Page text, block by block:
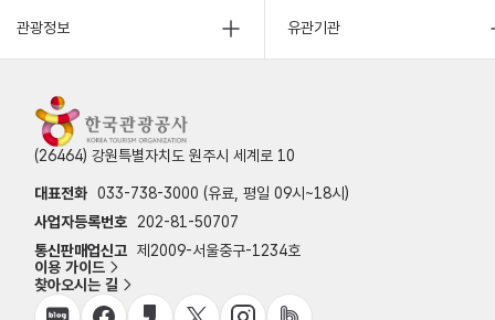
관광정보 유관기관
(26464) 강원특별자치도 원주시 세계로 10
대표전화 033-738-3000 (유료, 평일 09시~18시)
사업자등록번호
202-81-50707
통신판매업신고 제2009-서울중구-1234호
이용 가이드
찾아오시는 길